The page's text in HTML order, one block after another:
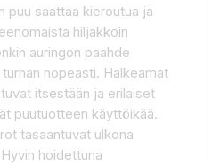
puu saattaa kieroutua ja
hiljakkoin
auringon paahde
nopeasti. Halkeamat
itsestään ja erilaiset
puutuotteen käyttöikää.
tasaantuvat ulkona
hoidettuna